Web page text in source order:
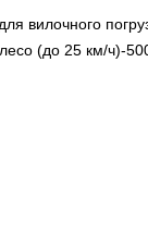
вилочного
(до 25 км/ч)-